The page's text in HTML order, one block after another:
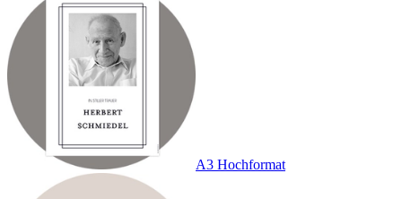
A3 Hochformat